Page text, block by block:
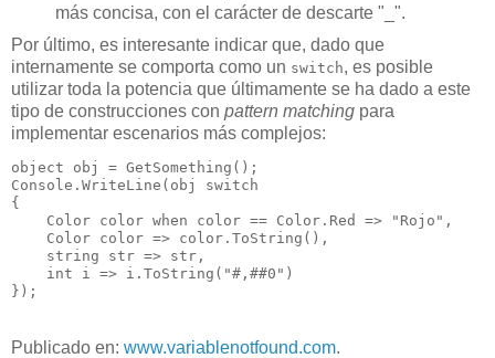
más concisa, con el carácter de descarte "_".
Por último, es interesante indicar que, dado que
internamente se comporta como un switch, es posible
utilizar toda la potencia que últimamente se ha dado a este
tipo de construcciones con pattern matching para
implementar escenarios más complejos:
object obj = GetSomething();
Console.WriteLine(obj switch
{
    Color color when color == Color.Red => "Rojo",
    Color color => color.ToString(),
    string str => str,
    int i => i.ToString("#,##0")
Publicado en: www.variablenotfound.com.